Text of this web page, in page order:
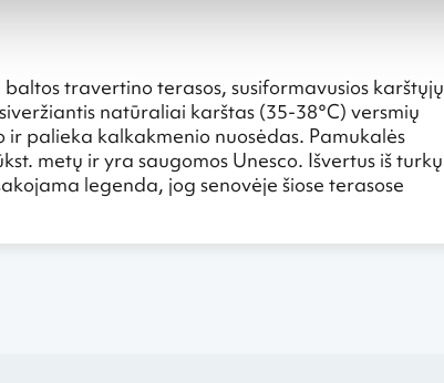
travertino terasos, susiformavusios karštųjų
natūraliai karštas (35-38°C) versmių
palieka kalkakmenio nuosėdas. Pamukalės
metų ir yra saugomos Unesco. Išvertus iš turkų
legenda, jog senovėje šiose terasose